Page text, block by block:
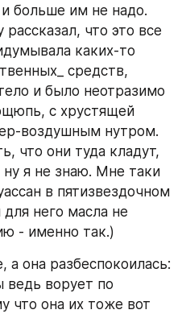
больше им не надо.
что это все
каких-то
средств,
и было неотразимо
с хрустящей
воздушным нутром.
что они туда кладут,
я не знаю. Мне таки
в пятизвездочном
него масла не
- именно так.)
а она разбеспокоилась:
ведь ворует по
что она их тоже вот